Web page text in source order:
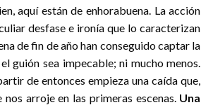
aquí están de enhorabuena. La acción
desfase e ironía que lo caracterizan
de fin de año han conseguido captar la
guión sea impecable; ni mucho menos.
de entonces empieza una caída que,
arroje en las primeras escenas. Una